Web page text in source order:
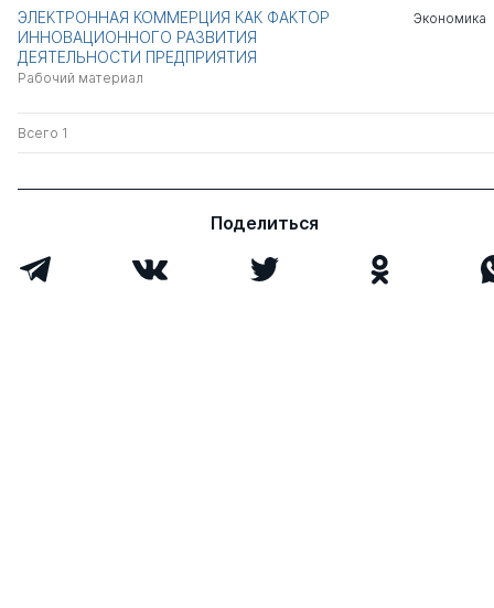
ЭЛЕКТРОННАЯ КОММЕРЦИЯ КАК ФАКТОР
ИННОВАЦИОННОГО РАЗВИТИЯ
ДЕЯТЕЛЬНОСТИ ПРЕДПРИЯТИЯ
Рабочий материал
Экономика
Всего 1
Поделиться